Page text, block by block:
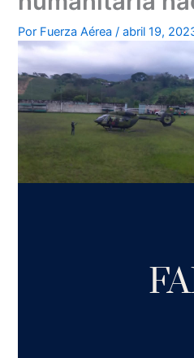
Por Fuerza Aérea/abril 19,